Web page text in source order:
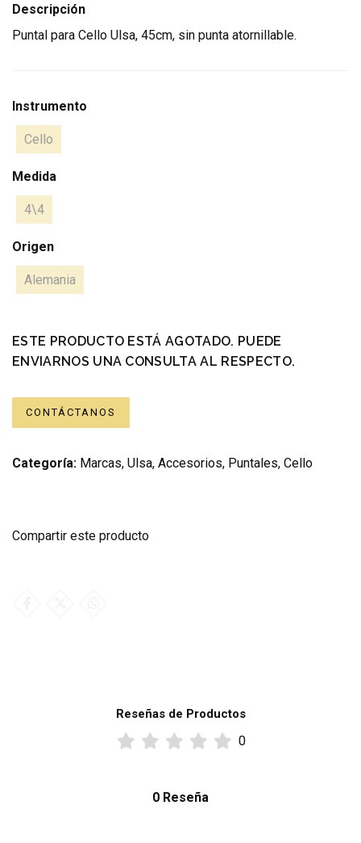
Descripción
Puntal para Cello Ulsa, 45cm, sin punta atornillable.
Instrumento
Cello
Medida
4\4
Origen
Alemania
ESTE PRODUCTO ESTÁ AGOTADO. PUEDE
ENVIARNOS UNA CONSULTA AL RESPECTO.
CONTÁCTANOS
Categoría: Marcas, Ulsa, Accesorios, Puntales, Cello
Compartir este producto
Reseñas de Productos
0
0 Reseña